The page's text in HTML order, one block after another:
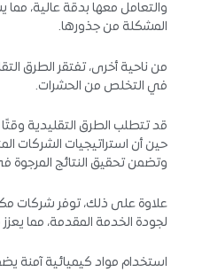
والتعامل معها بدقة عالية،
المشكلة من جذورها.
من ناحية أخرى، تفتقر الطرق
في التخلص من الحشرات.
قد تتطلب الطرق التقليدية
حين أن استراتيجيات الشركات
وتضمن تحقيق النتائج المرجوة
علاوة على ذلك، توفر شركات
لجودة الخدمة المقدمة، مما
استخدام مواد كيميائية آمنة